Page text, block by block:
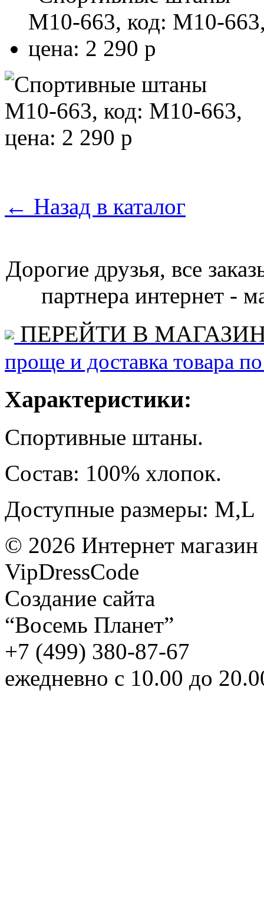
← Назад в каталог
Дорогие друзья, все
партнера интернет -
ПЕРЕЙТИ В
проще и доставка товара
Характеристики:
Спортивные штаны.
Состав: 100% хлопок.
Доступные размеры: M,L
© 2026 Интернет магазин
VipDressCode
Создание сайта
“Восемь Планет”
+7 (499) 380-87-67
ежедневно с 10.00 до